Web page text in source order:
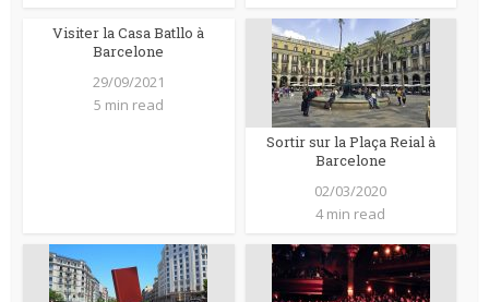
Visiter la Casa Batllo à
Barcelone
29/09/2021
5 min read
Sortir sur la Plaça Reial à
Barcelone
02/03/2020
4 min read